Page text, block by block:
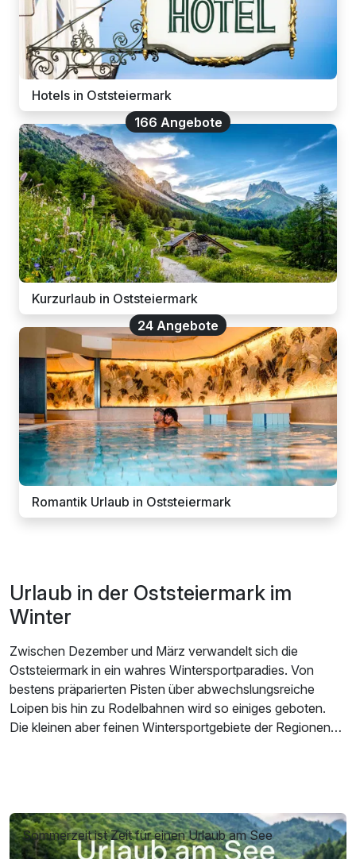
Hotels in Oststeiermark
166 Angebote
Kurzurlaub in Oststeiermark
24 Angebote
Romantik Urlaub in Oststeiermark
Urlaub in der Oststeiermark im
Winter
Zwischen Dezember und März verwandelt sich die
Oststeiermark in ein wahres Wintersportparadies. Von
bestens präparierten Pisten über abwechslungsreiche
Loipen bis hin zu Rodelbahnen wird so einiges geboten.
Die kleinen aber feinen Wintersportgebiete der Regionen
besonders schneesicher und eine Flutlichtanlage
ermöglicht das Skifahren bei Nacht. Für kleine Pistenflitzer
Sommerzeit ist Zeit für einen Urlaub am See